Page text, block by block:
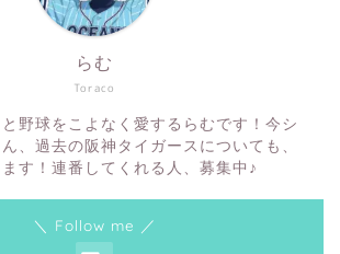
Toraco
らむ
野球をこよなく愛するらむです！今シ
、過去の阪神タイガースについても、
す！連番してくれる人、募集中♪
＼ Follow me ／